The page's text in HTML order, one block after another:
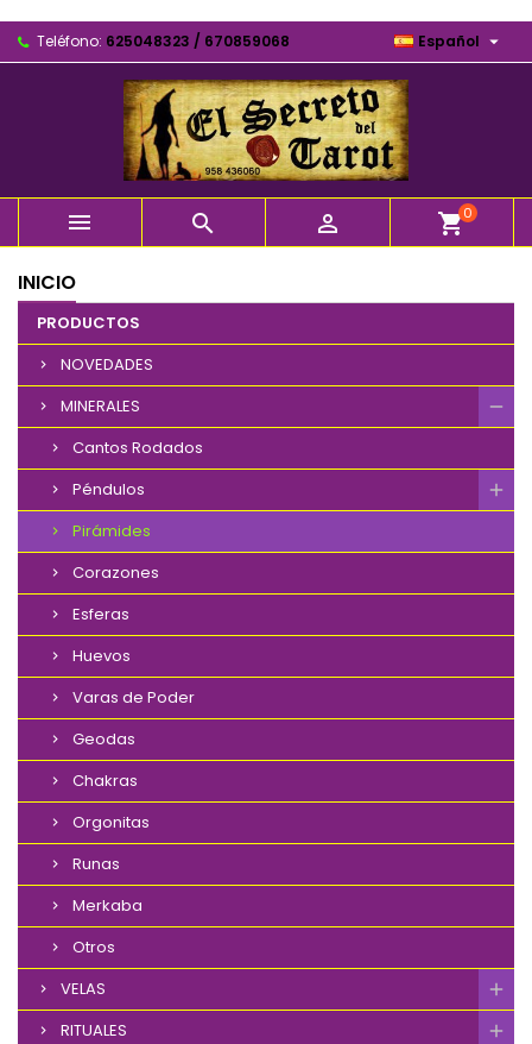
Teléfono: 625048323 / 670859068 Español 
   shopping_cart0
INICIO
PRODUCTOS
NOVEDADES
MINERALES
Cantos Rodados
Péndulos
Pirámides
Corazones
Esferas
Huevos
Varas de Poder
Geodas
Chakras
Orgonitas
Runas
Merkaba
Otros
VELAS
RITUALES